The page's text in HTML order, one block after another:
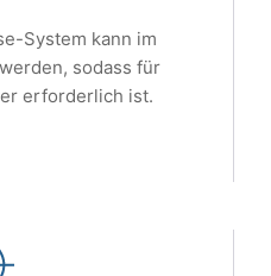
System kann im
sodass für
erforderlich ist.